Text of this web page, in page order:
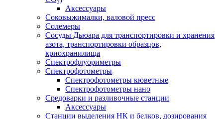
Аксессуары
Соковыжималки, валовой пресс
Солемеры
Сосуды Дьюара для транспортировки и хранения
азота, транспортировки образцов,
криохранилища
Спектрофлуориметры
Спектрофотометры
Спектрофотометры кюветные
Спектрофотометры нано
Средоварки и разливочные станции
Аксессуары
Станции выделения НК и белков, дозирования